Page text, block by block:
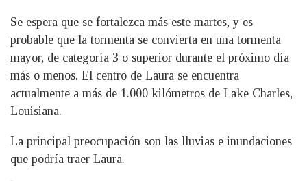
Se espera que se fortalezca más este martes, y es
probable que la tormenta se convierta en una tormenta
mayor, de categoría 3 o superior durante el próximo día
más o menos. El centro de Laura se encuentra
actualmente a más de 1.000 kilómetros de Lake Charles,
Louisiana.
La principal preocupación son las lluvias e inundaciones
que podría traer Laura.